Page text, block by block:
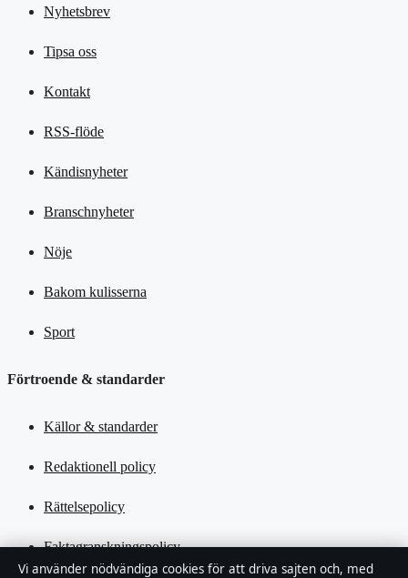
Nyhetsbrev
Tipsa oss
Kontakt
RSS-flöde
Kändisnyheter
Branschnyheter
Nöje
Bakom kulisserna
Sport
Förtroende & standarder
Källor & standarder
Redaktionell policy
Rättelsepolicy
Faktagranskningspolicy
Vi använder nödvändiga cookies för att driva sajten och, med